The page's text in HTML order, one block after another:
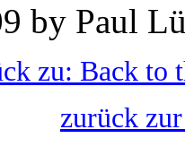
by Paul
zu: Back to
zurück